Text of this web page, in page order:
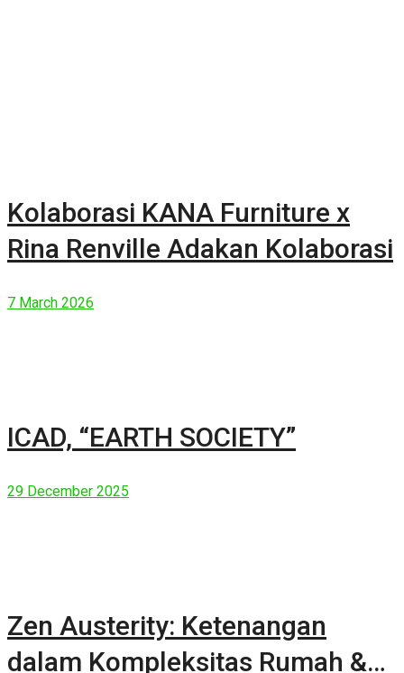
Kolaborasi KANA Furniture x
Rina Renville Adakan Kolaborasi
7 March 2026
ICAD, “EARTH SOCIETY”
29 December 2025
Zen Austerity: Ketenangan
dalam Kompleksitas Rumah &